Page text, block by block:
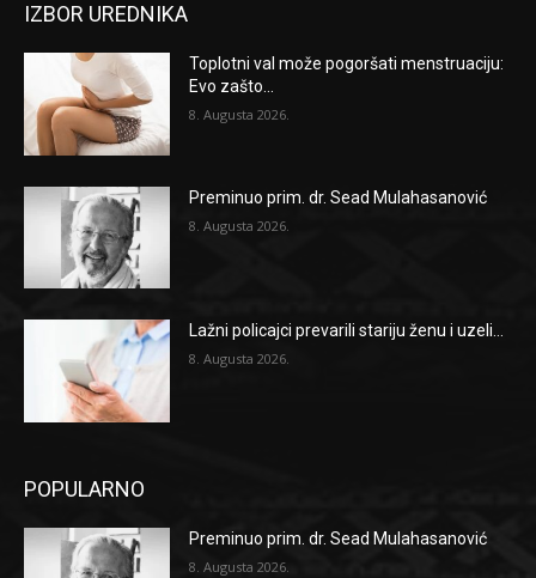
IZBOR UREDNIKA
Toplotni val može pogoršati menstruaciju:
Evo zašto...
8. Augusta 2026.
Preminuo prim. dr. Sead Mulahasanović
8. Augusta 2026.
Lažni policajci prevarili stariju ženu i uzeli...
8. Augusta 2026.
POPULARNO
Preminuo prim. dr. Sead Mulahasanović
8. Augusta 2026.